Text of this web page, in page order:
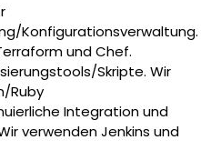
Konfigurationsverwaltung.
und Chef.
Skripte. Wir
Ruby
Integration und
verwenden Jenkins und